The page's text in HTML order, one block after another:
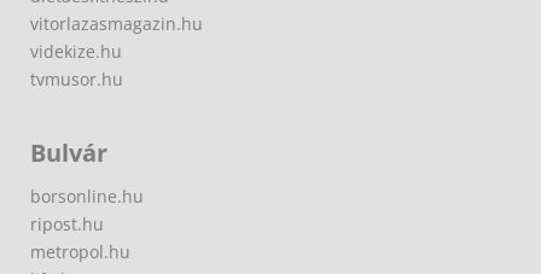
vitorlazasmagazin.hu
videkize.hu
tvmusor.hu
Bulvár
borsonline.hu
ripost.hu
metropol.hu